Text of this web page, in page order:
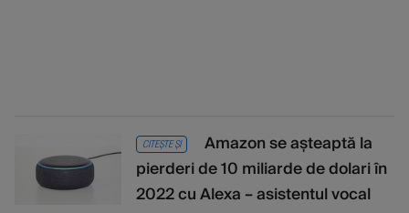
CITEȘTE ȘI
Amazon se așteaptă la
pierderi de 10 miliarde de dolari în
2022 cu Alexa – asistentul vocal